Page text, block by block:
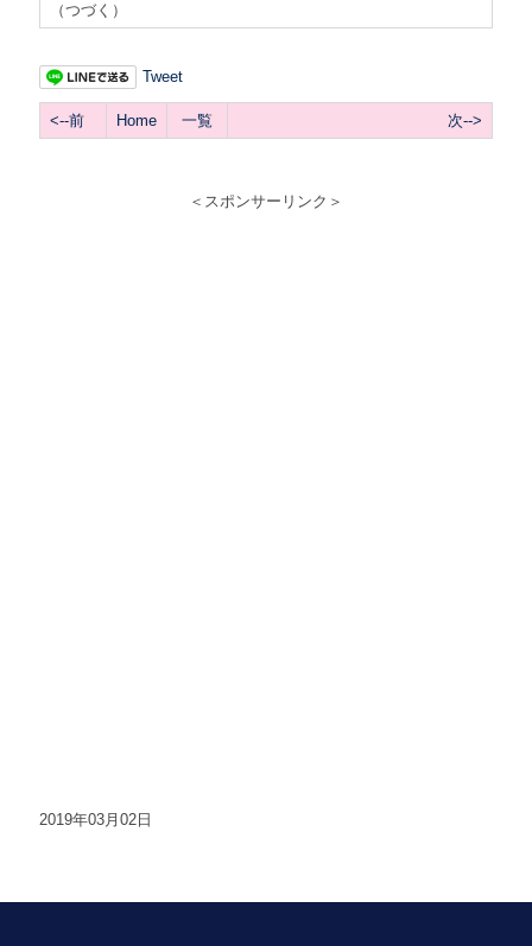
（つづく）
Tweet
<--前 Home 一覧 次-->
＜スポンサーリンク＞
2019年03月02日